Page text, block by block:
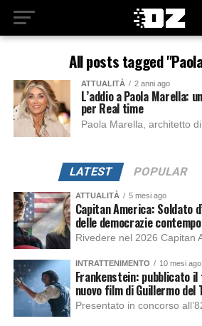
All posts tagged
ATTUALITÀ 2 anni ago
L’addio a Paola Marella:
per Real time
LATEST POPULAR
ATTUALITÀ 5 mesi ago
Capitan America: Soldato
delle democrazie
INTRATTENIMENTO 10 mesi ago
Frankenstein: pubblicato
nuovo film di Guillermo del